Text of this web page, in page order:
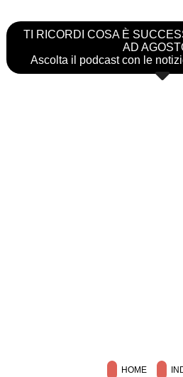
TI RICORDI COSA È
AD
Ascolta il podcast con le
HOME